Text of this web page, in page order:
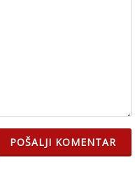
POŠALJI KOMENTAR